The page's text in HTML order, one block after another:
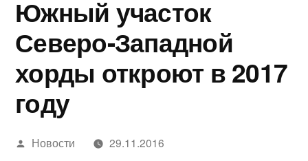
Южный участок
Северо-Западной
хорды откроют в 2017
году
Написано
Новости 29.11.2016